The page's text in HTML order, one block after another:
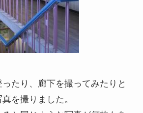
たり、廊下を撮ってみたりと
を撮りました。